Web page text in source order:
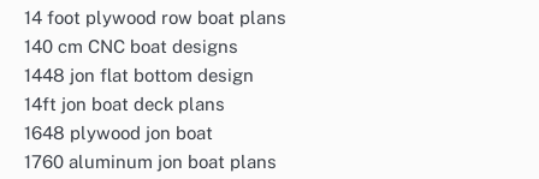
14 foot plywood row boat plans
140 cm CNC boat designs
1448 jon flat bottom design
14ft jon boat deck plans
1648 plywood jon boat
1760 aluminum jon boat plans